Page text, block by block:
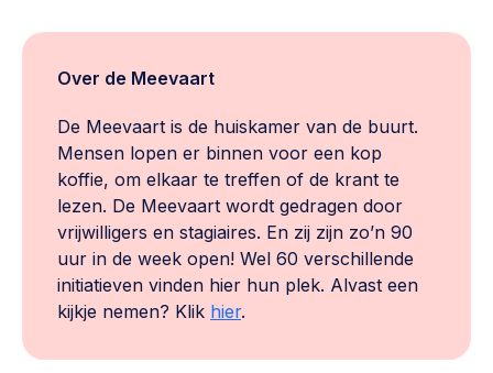
Lobbyen, invloed uitoefenen, maatschappelijke impact >
Omgevingswet en gebiedsontwikkeling
invoering omgevingswet, participatie,
gebiedsontwikkeling>
Over de Meevaart
De Meevaart is de huiskamer van de buurt.
Mensen lopen er binnen voor een kop
koffie, om elkaar te treffen of de krant te
lezen. De Meevaart wordt gedragen door
vrijwilligers en stagiaires. En zij zijn zo’n 90
uur in de week open! Wel 60 verschillende
initiatieven vinden hier hun plek. Alvast een
kijkje nemen? Klik hier.